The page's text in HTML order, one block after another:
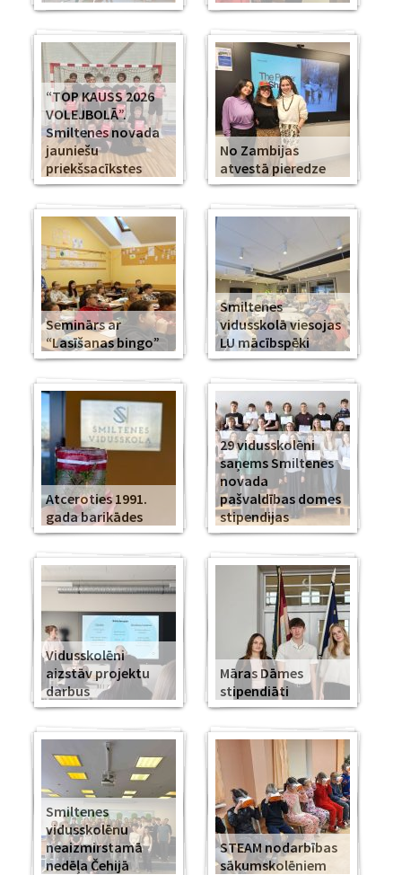
“TOP KAUSS 2026
VOLEJBOLĀ”.
Smiltenes novada
jauniešu
priekšsacīkstes
No Zambijas
atvestā pieredze
Seminārs ar
“Lasīšanas bingo”
Smiltenes
vidusskolā viesojas
LU mācībspēki
Atceroties 1991.
gada barikādes
29 vidusskolēni
saņems Smiltenes
novada
pašvaldības domes
stipendijas
Vidusskolēni
aizstāv projektu
darbus
Māras Dāmes
stipendiāti
Smiltenes
vidusskolēnu
neaizmirstamā
nedēļa Čehijā
STEAM nodarbības
sākumskolēniem